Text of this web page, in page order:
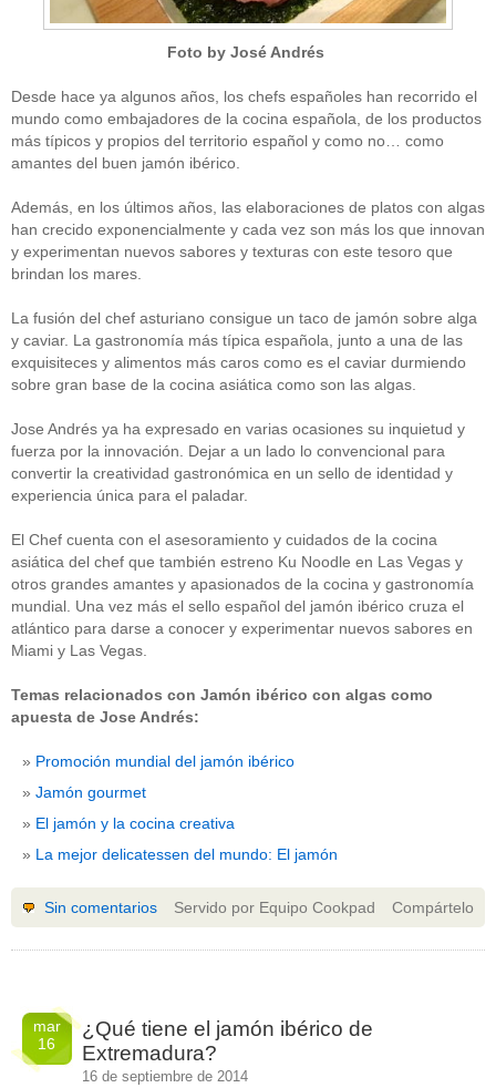
Foto by José Andrés
Desde hace ya algunos años, los chefs españoles han recorrido el
mundo como embajadores de la cocina española, de los productos
más típicos y propios del territorio español y como no… como
amantes del buen jamón ibérico.
Además, en los últimos años, las elaboraciones de platos con algas
han crecido exponencialmente y cada vez son más los que innovan
y experimentan nuevos sabores y texturas con este tesoro que
brindan los mares.
La fusión del chef asturiano consigue un taco de jamón sobre alga
y caviar. La gastronomía más típica española, junto a una de las
exquisiteces y alimentos más caros como es el caviar durmiendo
sobre gran base de la cocina asiática como son las algas.
Jose Andrés ya ha expresado en varias ocasiones su inquietud y
fuerza por la innovación. Dejar a un lado lo convencional para
convertir la creatividad gastronómica en un sello de identidad y
experiencia única para el paladar.
El Chef cuenta con el asesoramiento y cuidados de la cocina
asiática del chef que también estreno Ku Noodle en Las Vegas y
otros grandes amantes y apasionados de la cocina y gastronomía
mundial. Una vez más el sello español del jamón ibérico cruza el
atlántico para darse a conocer y experimentar nuevos sabores en
Miami y Las Vegas.
Temas relacionados con Jamón ibérico con algas como
apuesta de Jose Andrés:
Promoción mundial del jamón ibérico
Jamón gourmet
El jamón y la cocina creativa
La mejor delicatessen del mundo: El jamón
Servido por Equipo Cookpad
Sin comentarios Compártelo
mar
16
¿Qué tiene el jamón ibérico de
Extremadura?
16 de septiembre de 2014